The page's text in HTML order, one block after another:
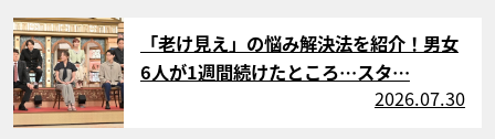
サムネイル
「老け見え」の悩み解決法を紹介！男女
6人が1週間続けたところ…スタ…
2026.07.30